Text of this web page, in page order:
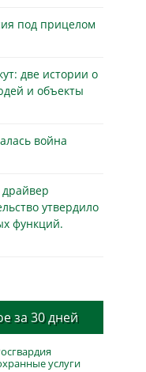
под прицелом
две истории о
и объекты
война
драйвер
утвердило
функций.
за 30 дней
услуги